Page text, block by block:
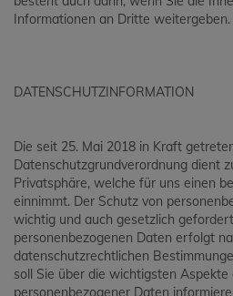
Informationen an Dritte weitergeben.
DATENSCHUTZINFORMATION
Die seit 25. Mai 2018 in Kraft
Datenschutzgrundverordnung dient
Privatsphäre, welche für uns einen
einnimmt. Der Schutz von
wichtig und auch gesetzlich
personenbezogenen Daten erfolgt
datenschutzrechtlichen
soll Sie über die wichtigsten